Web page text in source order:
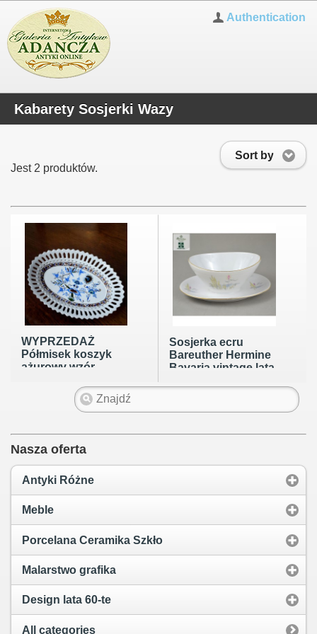
Authentication
Kabarety Sosjerki Wazy
Sort by
Jest 2 produktów.
WYPRZEDAŻ
Półmisek koszyk
ażurowy wzór
porcelana lata 20te
Sosjerka ecru
Bareuther Hermine
Bavaria vintage lata
Nasza oferta
Antyki Różne
Meble
Porcelana Ceramika Szkło
Malarstwo grafika
Design lata 60-te
All categories